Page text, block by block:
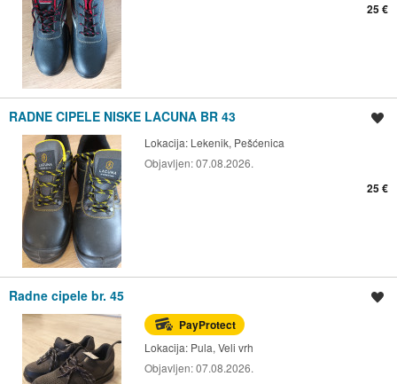
25 €
RADNE CIPELE NISKE LACUNA BR 43
Lokacija: Lekenik, Pešćenica
Objavljen:07.08.2026.
25 €
Radne cipele br. 45
PayProtect
Lokacija: Pula, Veli vrh
Objavljen:07.08.2026.